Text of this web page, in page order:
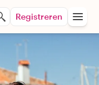
Registreren